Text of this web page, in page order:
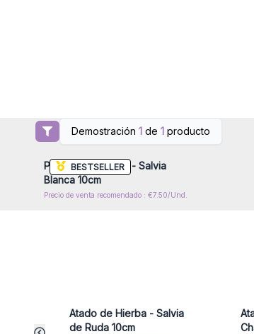
Demostración 1de 1producto
BESTSELLER
Inicie sesión o regístrese para
obtener precios al por mayor
Palitos de Hierbas - Salvia
Blanca 10cm
Precio de venta recomendado : €7.50/Und.
Atado de Hierba - Salvia
de Ruda 10cm